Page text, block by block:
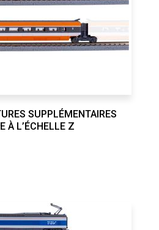
SUPPLÉMENTAIRES
À L’ÉCHELLE Z